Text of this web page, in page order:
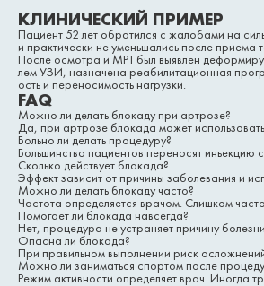
КЛИНИЧЕСКИЙ ПРИМЕР
Пациент 52 лет обратился с жалобами на
и практически не уменьшались после приема
После осмотра и МРТ был выявлен
лем УЗИ, назначена реабилитационная
ость и переносимость нагрузки.
FAQ
Можно ли делать блокаду при артрозе?
Да, при артрозе блокада может
Больно ли делать процедуру?
Большинство пациентов переносят инъекцию
Сколько действует блокада?
Эффект зависит от причины заболевания и
Можно ли делать блокаду часто?
Частота определяется врачом. Слишком
Помогает ли блокада навсегда?
Нет, процедура не устраняет причину
Опасна ли блокада?
При правильном выполнении риск
Можно ли заниматься спортом после
Режим активности определяет врач. Иногда